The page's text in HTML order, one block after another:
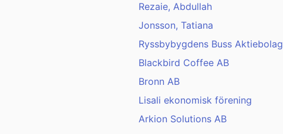
Rezaie, Abdullah
Jonsson, Tatiana
Ryssbybygdens Buss Aktiebolag
Blackbird Coffee AB
Bronn AB
Lisali ekonomisk förening
Arkion Solutions AB